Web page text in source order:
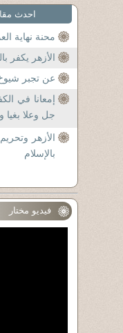
احدث
محنة نهاية
الأزهر يكفر
عن تجبر شيوخ
إمعانا في
جل وعلا بغيا
الأزهر
بالإسلام
فيديو مختار